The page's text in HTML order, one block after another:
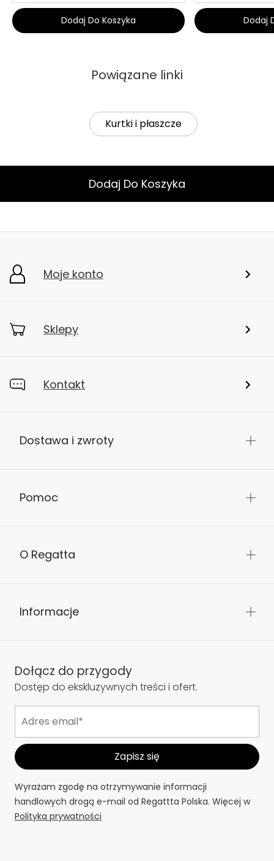
Dodaj Do Koszyka Dodaj
Powiązane linki
Kurtki i płaszcze
Dodaj Do Koszyka
Moje konto
Sklepy
Kontakt
Dostawa i zwroty
Pomoc
O Regatta
Informacje
Dołącz do przygody
Dostęp do ekskluzywnych treści i ofert.
Wyrażam zgodę na otrzymywanie informacji
handlowych drogą e-mail od Regattta Polska. Więcej w
Polityka prywatności